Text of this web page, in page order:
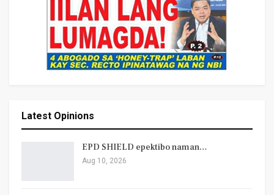
Latest Opinions
EPD SHIELD epektibo naman…
Aug 10, 2026